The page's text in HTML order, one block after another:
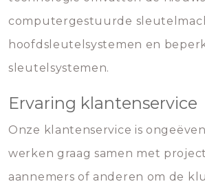
computergestuurde
hoofdsleutelsystemen en
sleutelsystemen.
Ervaring klantenservice
Onze klantenservice is
werken graag samen met
aannemers of anderen om de